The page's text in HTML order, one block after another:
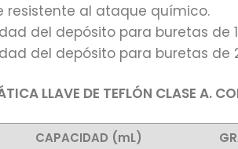
resistente al ataque químico.
del depósito para buretas de
del depósito para buretas de
LLAVE DE TEFLÓN CLASE A.
CAPACIDAD (mL)